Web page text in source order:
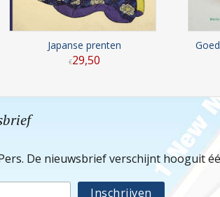
Japanse prenten
€29,50
De nieuwsbrief verschijnt hooguit